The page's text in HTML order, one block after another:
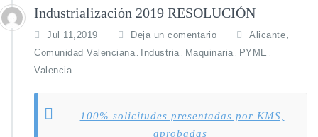
Industrialización 2019 RESOLUCIÓN
Jul 11,2019 Deja un comentario Alicante
Comunidad Valenciana Industria Maquinaria PYME
Valencia
100% solicitudes presentadas por KMS,
aprobadas